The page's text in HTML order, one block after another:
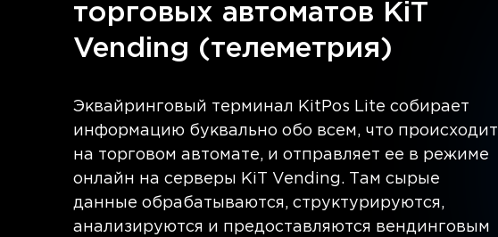
торговых автоматов KiT
Vending (телеметрия)
Эквайринговый терминал KitPos Lite собирает
информацию буквально обо всем, что происходит
на торговом автомате, и отправляет ее в режиме
онлайн на серверы KiT Vending. Там сырые
данные обрабатываются, структурируются,
анализируются и предоставляются вендинговым